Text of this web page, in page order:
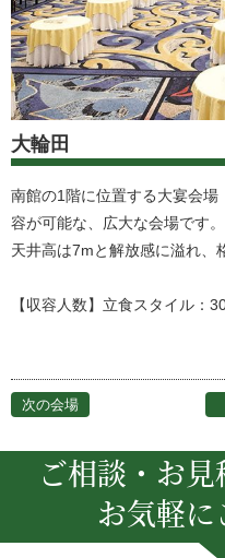
大輪田
南館の1階に位置する大宴会
容が可能な、広大な会場です。
天井高は7mと解放感に溢れ、
【収容人数】立食スタイル：
次の会場
ご相談・お
お気軽